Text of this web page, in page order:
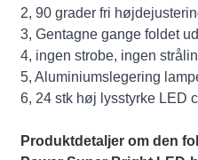
2, 90 grader fri
3, Gentagne gange foldet
4, ingen strobe, ingen
5, Aluminiumslegering
6, 24 stk høj lysstyrke LED
Produktdetaljer om den